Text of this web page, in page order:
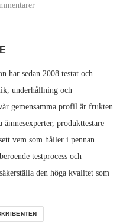
har sedan 2008 testat och
underhållning och
gemensamma profil är frukten
produkttestare
vem som håller i pennan
testprocess och
den höga kvalitet som